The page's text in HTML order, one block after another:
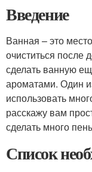
Введение
Ванная – это
очиститься после
сделать ванную
ароматами. Один
использовать
расскажу вам
сделать много
Список